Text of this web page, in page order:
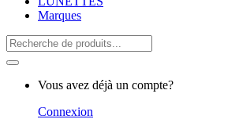
Marques
Search
for:
Vous avez déjà un compte?
Connexion